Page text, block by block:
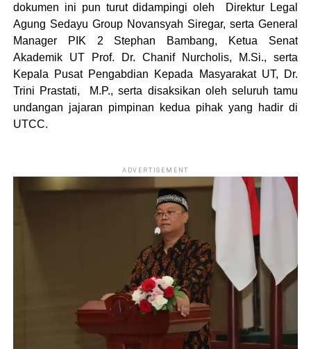
dokumen ini pun turut didampingi oleh Direktur Legal
Agung Sedayu Group Novansyah Siregar, serta General
Manager PIK 2 Stephan Bambang, Ketua Senat
Akademik UT Prof. Dr. Chanif Nurcholis, M.Si., serta
Kepala Pusat Pengabdian Kepada Masyarakat UT, Dr.
Trini Prastati, M.P., serta disaksikan oleh seluruh tamu
undangan jajaran pimpinan kedua pihak yang hadir di
UTCC.
ADVERTISEMENT